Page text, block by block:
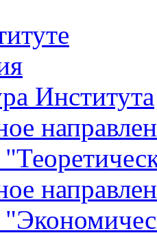
Института